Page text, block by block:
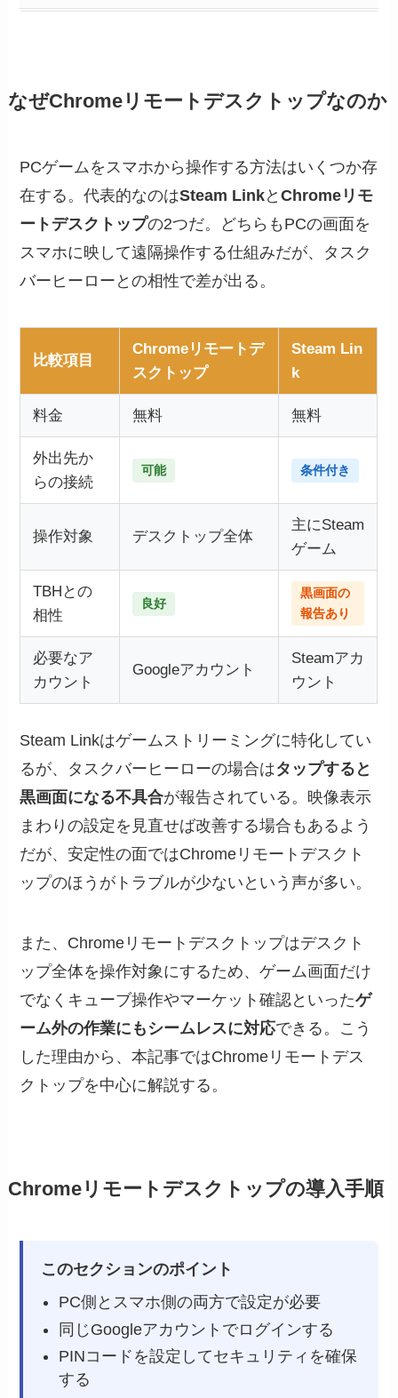
なぜChromeリモートデスクトップなのか
PCゲームをスマホから操作する方法はいくつか存
在する。代表的なのはSteam LinkとChromeリモ
ートデスクトップの2つだ。どちらもPCの画面を
スマホに映して遠隔操作する仕組みだが、タスク
バーヒーローとの相性で差が出る。
比較項目
Chromeリモートデ
スクトップ
Steam Lin
k
料金 無料 無料
外出先か
らの接続
可能 条件付き
操作対象 デスクトップ全体
主にSteam
ゲーム
TBHとの
相性
良好
黒画面の
報告あり
必要なア
カウント
Googleアカウント
Steamアカ
ウント
Steam Linkはゲームストリーミングに特化してい
るが、タスクバーヒーローの場合はタップすると
黒画面になる不具合が報告されている。映像表示
まわりの設定を見直せば改善する場合もあるよう
だが、安定性の面ではChromeリモートデスクト
ップのほうがトラブルが少ないという声が多い。
また、Chromeリモートデスクトップはデスクト
ップ全体を操作対象にするため、ゲーム画面だけ
でなくキューブ操作やマーケット確認といったゲ
ーム外の作業にもシームレスに対応できる。こう
した理由から、本記事ではChromeリモートデス
クトップを中心に解説する。
Chromeリモートデスクトップの導入手順
このセクションのポイント
PC側とスマホ側の両方で設定が必要
同じGoogleアカウントでログインする
PINコードを設定してセキュリティを確保
する